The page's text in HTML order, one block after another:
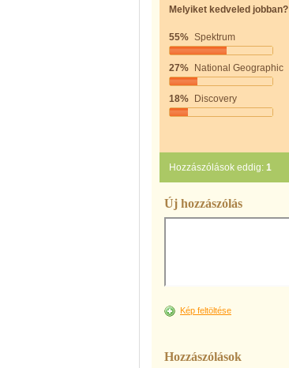
Melyiket kedveled jobban?
55% Spektrum
27% National Geographic
18% Discovery
Hozzászólások eddig: 1
Új hozzászólás
Kép feltöltése
Hozzászólások